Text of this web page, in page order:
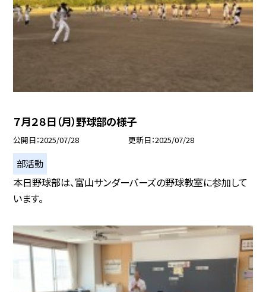
７月２８日（月）野球部の様子
公開日 2025/07/28 更新日 2025/07/28
部活動
本日野球部は、富山サンダーバーズの野球教室に参加して
います。